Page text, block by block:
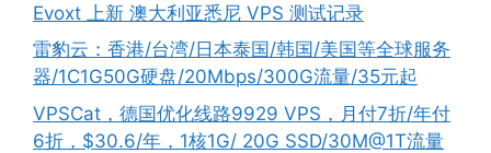
Evoxt 上新 澳大利亚悉尼 VPS 测试记录
雷豹云：香港/台湾/日本泰国/韩国/美国等全球服务
器/1C1G50G硬盘/20Mbps/300G流量/35元起
VPSCat，德国优化线路9929 VPS，月付7折/年付
6折，$30.6/年，1核1G/ 20G SSD/30M@1T流量